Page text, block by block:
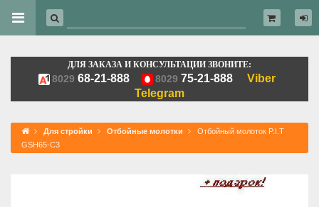
ДЛЯ ЗАКАЗА И КОНСУЛЬТАЦИИ ЗВОНИТЕ:
8029 68-21-888 8029 75-21-888
Viber
Telegram
Для стройки Отбойные молотки
Отбойный молоток P.I.T
GSH65-C3